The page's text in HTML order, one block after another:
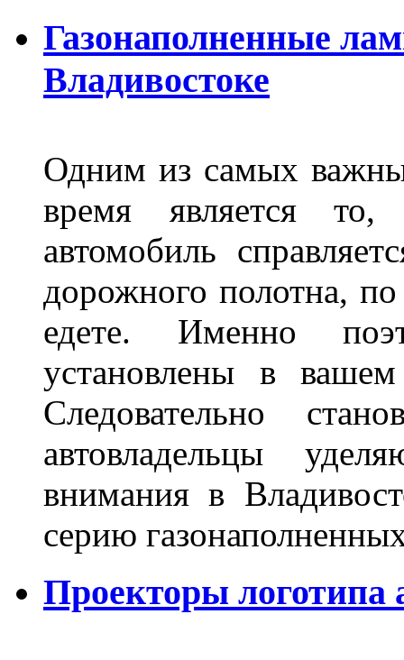
Газонаполненные
Владивостоке
Одним из самых
время является то,
автомобиль
дорожного полотна,
едете. Именно
установлены в
Следовательно
автовладельцы
внимания в
серию
Проекторы логотипа